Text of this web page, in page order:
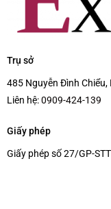
Trụ sở
485 Nguyễn Đình Chiểu,
Liên hệ:0909-424-139
Giấy phép
Giấy phép số 27/GP-